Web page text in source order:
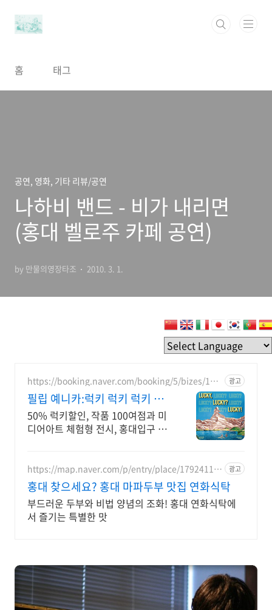
홈 태그
공연, 영화, 기타 리뷰/공연
나하비 밴드 - 비가 내리면
(홍대 벨로주 카페 공연)
by 만물의영장타조 2010. 3. 1.
https://booking.naver.com/booking/5/bizes/166
0772
광고
필립 예니카:럭키 럭키 럭키 럭
키함을 수집하는 전시
50% 럭키할인, 작품 100여점과 미
디어아트 체험형 전시, 홍대입구 도
https://map.naver.com/p/entry/place/17924117
28
광고
홍대 찾으세요? 홍대 마파두부 맛집 연화식탁
부드러운 두부와 비법 양념의 조화! 홍대 연화식탁에
서 즐기는 특별한 맛